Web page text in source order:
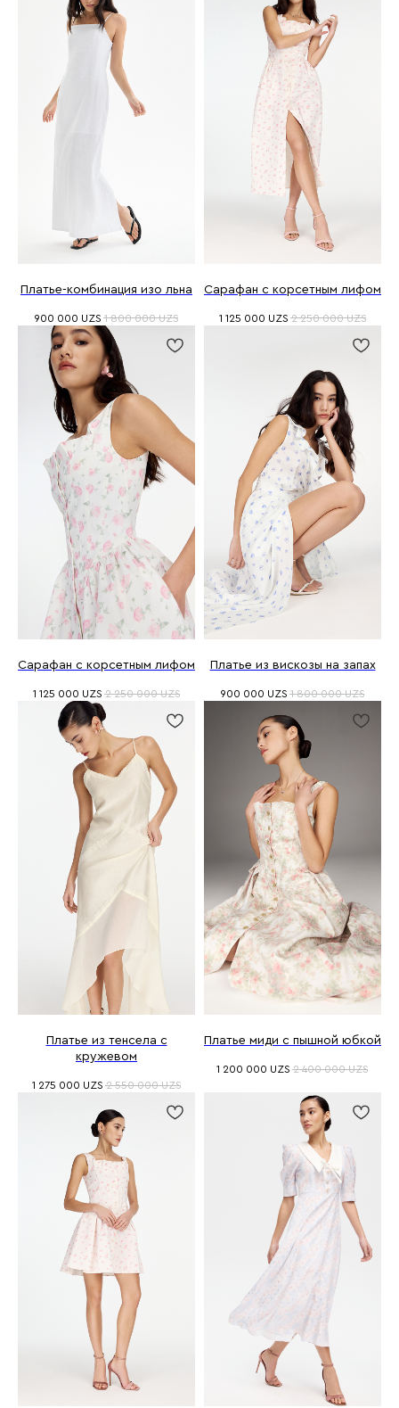
Платье-комбинация изо льна
900 000 UZS 1 800 000 UZS
Сарафан с корсетным лифом
1 125 000 UZS 2 250 000 UZS
Сарафан с корсетным лифом
1 125 000 UZS 2 250 000 UZS
Платье из вискозы на запах
900 000 UZS 1 800 000 UZS
Платье из тенсела с
кружевом
1 275 000 UZS 2 550 000 UZS
Платье миди с пышной юбкой
1 200 000 UZS 2 400 000 UZS